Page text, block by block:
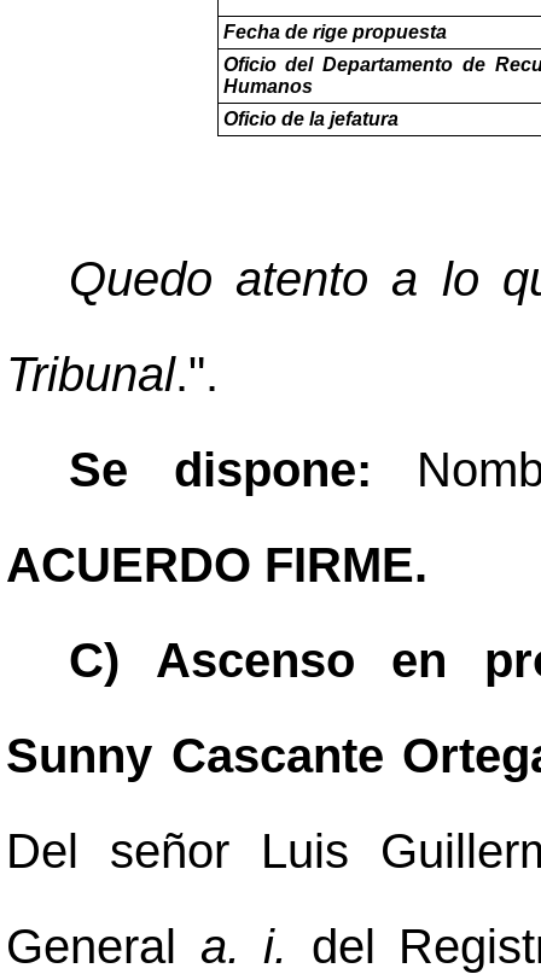
Fecha de rige propuesta
Oficio del Departamento de
Humanos
Oficio de la jefatura
Quedo atento a lo
Tribunal.".
Se dispone:
ACUERDO FIRME.
C) Ascenso en
Sunny Cascante
Del señor Luis
General a. i. del